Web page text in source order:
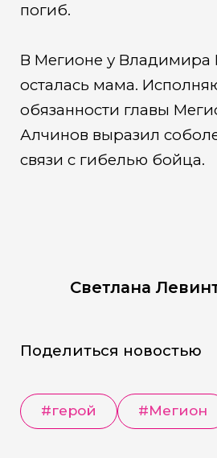
погиб.
В Мегионе у Владимира
осталась мама.
обязанности главы
Алчинов выразил
связи с гибелью бойца.
Светлана
Поделиться новостью
#герой #Мегион